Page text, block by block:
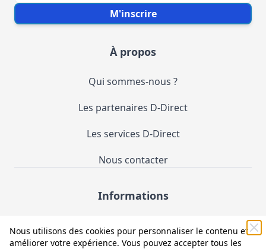
Nous utilisons des cookies pour personnaliser le contenu et
améliorer votre expérience. Vous pouvez accepter tous les
Votre e-mail M'inscrire
À propos
Qui sommes-nous ?
Les partenaires D-Direct
Les services D-Direct
Nous contacter
Informations
Demande de catalogue